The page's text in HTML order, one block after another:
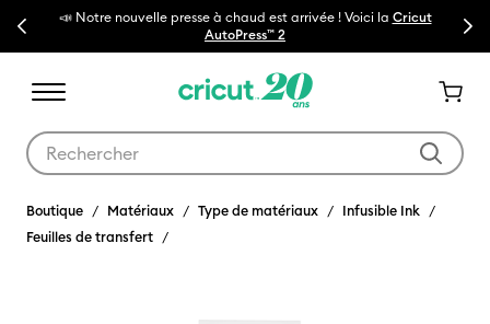
Previouspresse à chaud est arrivée ! Voici la Cricut
🔥NOUVEAU PRIX Next
Boutique Matériaux Type de matériaux
Infusible Ink
Feuilles de transfert